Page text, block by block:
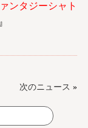
ンタジーシャト
次のニュース »